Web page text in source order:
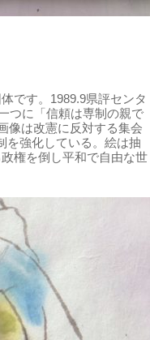
です。1989.9県評センタ
つに「信頼は専制の親で
像は改憲に反対する集会
を強化している。絵は抽
権を倒し平和で自由な世